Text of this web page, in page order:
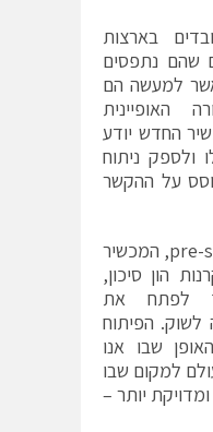
בארצות
שהם נתפסים
למעשה הם
האופיינית
החדש יודע
ולספק ניתוח
על ההקשר
עם המעבר לשלב ה-pre-seed, המכשיר
הון סיכון,
לפתח את
לשוק. הפיתוח
שבו אנו
למקום שבו
יותר –